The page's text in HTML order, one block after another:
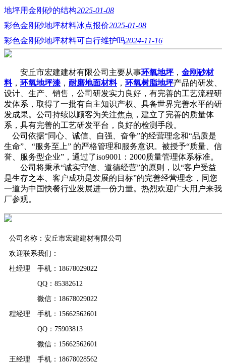
地坪用金刚砂的结构2025-01-08
彩色金刚砂地坪材料冰点报价2025-01-08
彩色金刚砂地坪材料可自行维护吗2024-11-16
安丘市宏建建材有限公司主要从事环氧地坪， 金刚砂材
料， 环氧地坪漆 ， 耐磨地面材料， 环氧树脂地坪产品的研发、
设计、生产、销售，公司研发实力良好，有完善的工艺流程研
发体系，取得了一批有自主知识产权、具备世界完善水平的研
发成果。公司持续以顾客为关注焦点，建立了完善的质量体
系，具有完善的工艺研发平台，良好的检测手段。
公司依据“同心、诚信、自强、奋争”的经营理念和“品质是
生命”、“服务至上” 的严格管理和服务意识。被授予“质量、信
誉、服务型企业”，通过了iso9001：2000质量管理体系标准。
公司将秉承“诚实守信、道德经营”的原则，以“客户受益
是生存之本、客户成功是发展的目标”的完善经营理念，同您
一道为中国快餐行业发展进一份力量。热烈欢迎广大用户来我
厂参观。
公司名称：安丘市宏建建材有限公司
欢迎联系我们：
杜经理 手机：18678029022
QQ：85382612
微信：18678029022
程经理 手机：15662562601
QQ：75903813
微信：15662562601
王经理 手机：18678028562